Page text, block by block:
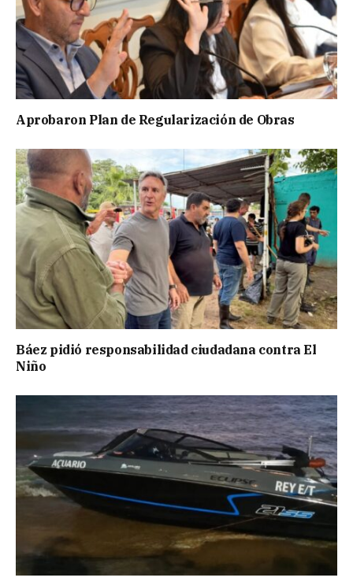
Aprobaron Plan de Regularización de Obras
Báez pidió responsabilidad ciudadana contra El
Niño